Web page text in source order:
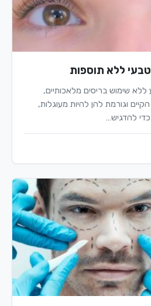
ללא תוספות
שימוש בריסים מלאכותיים,
וגורמת להן להיות מעוגלות,
להדגיש…